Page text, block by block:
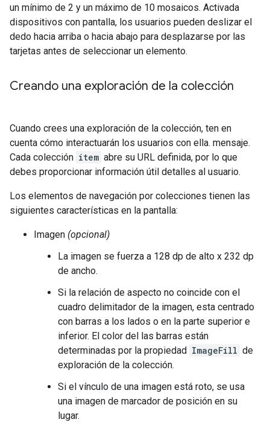
un mínimo de 2 y un máximo de 10 mosaicos. Activada
dispositivos con pantalla, los usuarios pueden deslizar el
dedo hacia arriba o hacia abajo para desplazarse por las
tarjetas antes de seleccionar un elemento.
Creando una exploración de la colección
Cuando crees una exploración de la colección, ten en
cuenta cómo interactuarán los usuarios con ella. mensaje.
Cada colección item abre su URL definida, por lo que
debes proporcionar información útil detalles al usuario.
Los elementos de navegación por colecciones tienen las
siguientes características en la pantalla:
Imagen (opcional)
La imagen se fuerza a 128 dp de alto x 232 dp
de ancho.
Si la relación de aspecto no coincide con el
cuadro delimitador de la imagen, esta centrado
con barras a los lados o en la parte superior e
inferior. El color del las barras están
determinadas por la propiedad ImageFill de
exploración de la colección.
Si el vínculo de una imagen está roto, se usa
una imagen de marcador de posición en su
lugar.